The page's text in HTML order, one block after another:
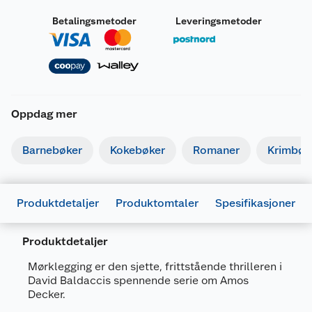
Betalingsmetoder Leveringsmetoder
Oppdag mer
Barnebøker Kokebøker Romaner
Produktdetaljer Produktomtaler Spesifikasjoner
Produktdetaljer
Mørklegging er den sjette, frittstående thrilleren i
David Baldaccis spennende serie om Amos
Decker.
Generelt